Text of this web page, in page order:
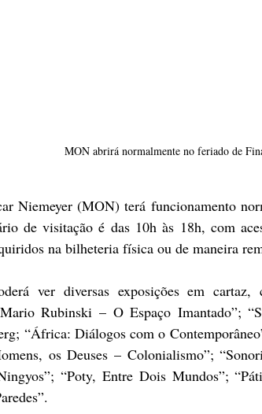
MON abrirá normalmente no feriado de
Niemeyer (MON) terá funcionamento
de visitação é das 10h às 18h, com
na bilheteria física ou de maneira
ver diversas exposições em
Rubinski – O Espaço Imantado”;
“África: Diálogos com o
os Deuses – Colonialismo”;
“Poty, Entre Dois Mundos”;